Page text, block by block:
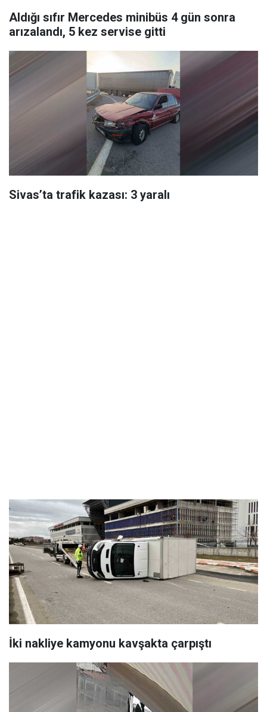
Aldığı sıfır Mercedes minibüs 4 gün sonra
arızalandı, 5 kez servise gitti
Sivas’ta trafik kazası: 3 yaralı
İki nakliye kamyonu kavşakta çarpıştı